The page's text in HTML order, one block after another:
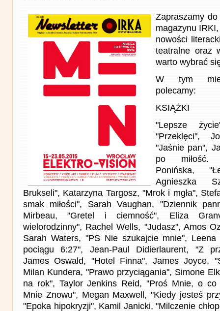
Zapraszamy
magazynu
nowości
teatralne oraz
warto wybrać
W tym
polecamy:
KSIĄŻKI
"Lepsze
"Przeklęci",
"Jaśnie pan",
po miłość.
Ponińska,
Agnieszka
Brukseli", Katarzyna Targosz, "Mrok i mgła",
smak miłości", Sarah Vaughan, "Dziennik
Mirbeau, "Gretel i ciemność", Eliza
wielorodzinny", Rachel Wells, "Judasz", Amos
Sarah Waters, "PS Nie szukajcie mnie",
pociągu 6:27", Jean-Paul Didierlaurent, "Z
James Oswald, "Hotel Finna", James Joyce,
Milan Kundera, "Prawo przyciągania", Simone
na rok", Taylor Jenkins Reid, "Proś Mnie, o co
Mnie Znowu", Megan Maxwell, "Kiedy jesteś
"Epoka hipokryzji", Kamil Janicki, "Milczenie